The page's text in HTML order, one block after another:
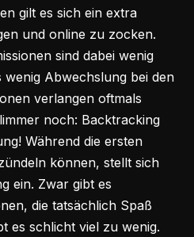
gilt es sich ein extra
und online zu zocken.
sind dabei wenig
Abwechslung bei den
verlangen oftmals
noch: Backtracking
Während die ersten
können, stellt sich
ein. Zwar gibt es
die tatsächlich Spaß
es schlicht viel zu wenig.